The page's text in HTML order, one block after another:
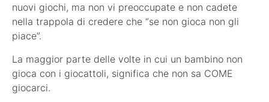
nuovi giochi, ma non vi preoccupate e non cadete
nella trappola di credere che “se non gioca non gli
piace”.
La maggior parte delle volte in cui un bambino non
gioca con i giocattoli, significa che non sa COME
giocarci.